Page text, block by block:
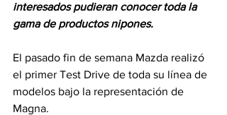
interesados pudieran conocer toda la
gama de productos nipones.
El pasado fin de semana Mazda realizó
el primer Test Drive de toda su línea de
modelos bajo la representación de
Magna.